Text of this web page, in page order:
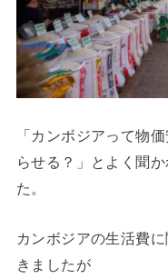
「カンボジアって物
らせる？」とよく聞
た。
カンボジアの生活費
きましたが